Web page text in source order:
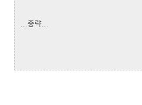
...중략...